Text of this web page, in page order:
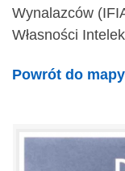
Wynalazców
Własności
Powrót do mapy